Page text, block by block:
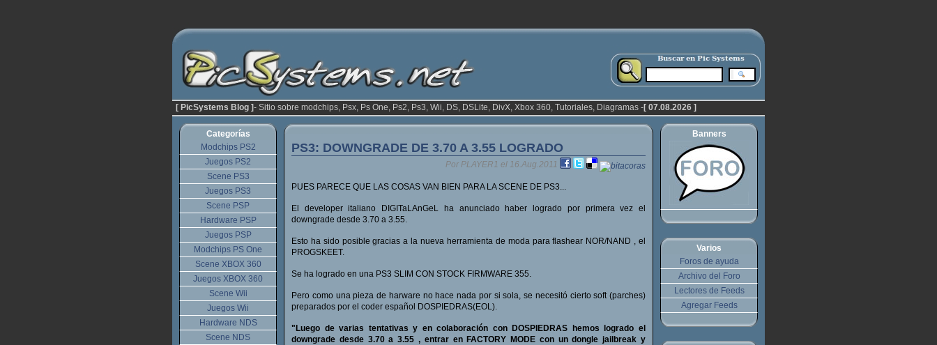
[ PicSystems Blog ]- Sitio sobre modchips, Psx, Ps One, Ps2, Ps3, Wii, DS, DSLite, DivX, Xbox 360, Tutoriales, Diagramas -[ 07.08.2026 ]
PS3: DOWNGRADE DE 3.70 A 3.55 LOGRADO
Por PLAYER1 el 16.Aug.2011
PUES PARECE QUE LAS COSAS VAN BIEN PARA LA SCENE DE PS3...
El developer italiano DIGITaLAnGeL ha anunciado haber logrado por primera vez el
downgrade desde 3.70 a 3.55.
Esto ha sido posible gracias a la nueva herramienta de moda para flashear NOR/NAND , el
PROGSKEET.
Se ha logrado en una PS3 SLIM CON STOCK FIRMWARE 355.
Pero como una pieza de harware no hace nada por si sola, se necesitó cierto soft (parches)
preparados por el coder español DOSPIEDRAS(EOL).
"Luego de varias tentativas y en colaboración con DOSPIEDRAS hemos logrado el
downgrade desde 3.70 a 3.55 , entrar en FACTORY MODE con un dongle jailbreak y
Banners
Varios
Foros de ayuda
Archivo del Foro
Lectores de Feeds
Agregar Feeds
Categorías
Modchips PS2
Juegos PS2
Scene PS3
Juegos PS3
Scene PSP
Hardware PSP
Juegos PSP
Modchips PS One
Scene XBOX 360
Juegos XBOX 360
Scene Wii
Juegos Wii
Hardware NDS
Scene NDS